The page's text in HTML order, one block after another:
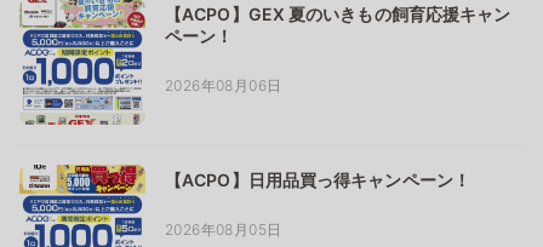
【ACPO】GEX 夏のいきもの飼育応援キャン
ペーン！
2026年08月06日
【ACPO】日用品買っ得キャンペーン！
2026年08月05日